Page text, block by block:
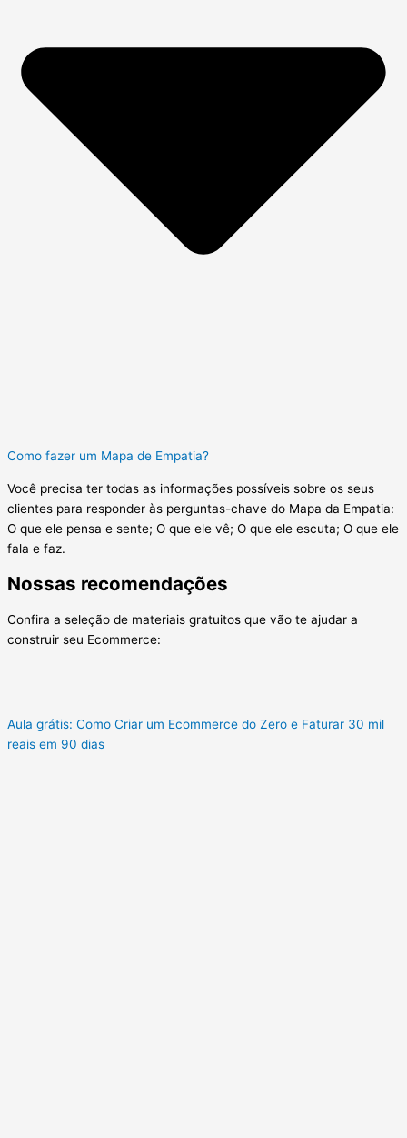
Como fazer um Mapa de Empatia?
Você precisa ter todas as informações possíveis sobre os seus
clientes para responder às perguntas-chave do Mapa da Empatia:
O que ele pensa e sente; O que ele vê; O que ele escuta; O que ele
fala e faz.
Nossas recomendações
Confira a seleção de materiais gratuitos que vão te ajudar a
construir seu Ecommerce:
Aula grátis: Como Criar um Ecommerce do Zero e Faturar 30 mil
reais em 90 dias